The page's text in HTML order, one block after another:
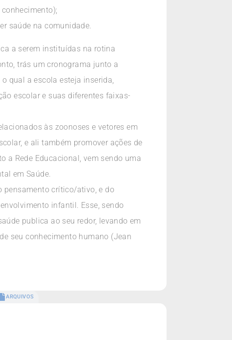
saúde na comunidade.
a serem instituídas na rotina
trás um cronograma junto a
qual a escola esteja inserida,
escolar e suas diferentes faixas-
às zoonoses e vetores em
e ali também promover ações de
a Rede Educacional, vem sendo uma
em Saúde.
pensamento crítico/ativo, e do
infantil. Esse, sendo
publica ao seu redor, levando em
seu conhecimento humano (Jean
ARQUIVOS